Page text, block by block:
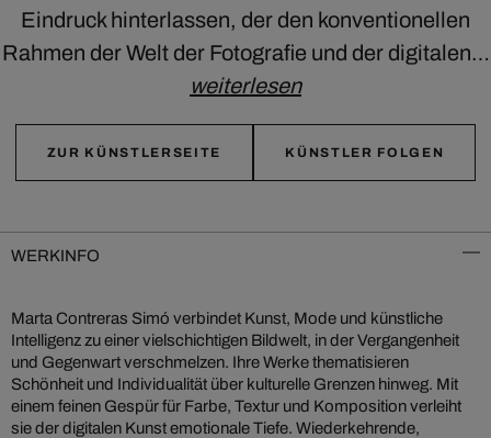
Eindruck hinterlassen, der den konventionellen
Rahmen der Welt der Fotografie und der digitalen…
weiterlesen
ZUR KÜNSTLERSEITE KÜNSTLER FOLGEN
WERKINFO
Marta Contreras Simó verbindet Kunst, Mode und künstliche
Intelligenz zu einer vielschichtigen Bildwelt, in der Vergangenheit
und Gegenwart verschmelzen. Ihre Werke thematisieren
Schönheit und Individualität über kulturelle Grenzen hinweg. Mit
einem feinen Gespür für Farbe, Textur und Komposition verleiht
sie der digitalen Kunst emotionale Tiefe. Wiederkehrende,